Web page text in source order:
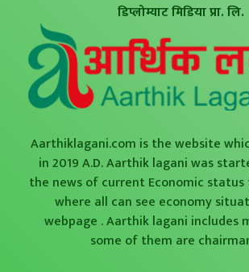
डिप्लोम्याट मिडिया प्रा. लि.
Aarthiklagani.com is the website
in 2019 A.D. Aarthik lagani was
the news of current Economic
where all can see economy
webpage . Aarthik lagani includes
some of them are